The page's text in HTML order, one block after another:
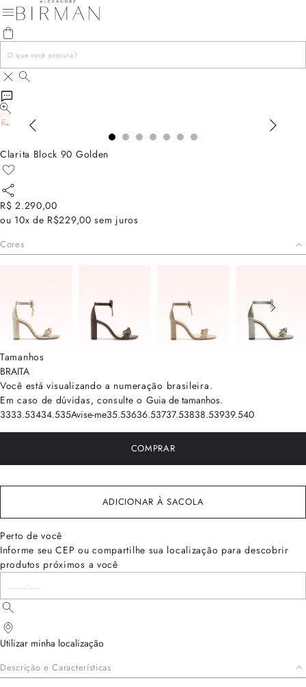
Clarita Block 90 Golden
R$ 2.290,00
ou 10x de R$229,00 sem juros
Cores
Tamanhos
BRAITA
Você está visualizando a numeração brasileira.
Em caso de dúvidas, consulte o Guia de tamanhos.
3333.53434.535Avise-me35.53636.53737.53838.53939.540
COMPRAR
ADICIONAR À SACOLA
Perto de você
Informe seu CEP ou compartilhe sua localização para descobrir
produtos próximos a você
Utilizar minha localização
Descrição e Características